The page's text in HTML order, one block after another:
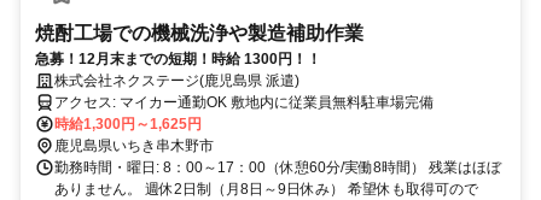
焼酎工場での機械洗浄や製造補助作業
急募！12月末までの短期！時給 1300円！！
株式会社ネクステージ(鹿児島県 派遣)
アクセス: マイカー通勤OK 敷地内に従業員無料駐車場完備
時給1,300円～1,625円
鹿児島県いちき串木野市
勤務時間・曜日: 8：00～17：00（休憩60分/実働8時間） 残業はほぼ
ありません。 週休2日制（月8日～9日休み） 希望休も取得可ので